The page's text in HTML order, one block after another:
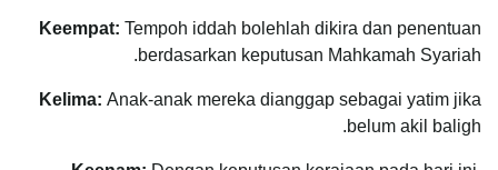
Keempat: Tempoh iddah bolehlah dikira dan penentuan
berdasarkan keputusan Mahkamah Syariah.
Kelima: Anak-anak mereka dianggap sebagai yatim jika
belum akil baligh.